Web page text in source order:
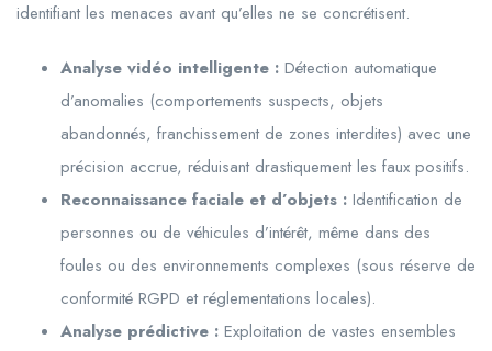
identifiant les menaces avant qu’elles ne se concrétisent.
Analyse vidéo intelligente : Détection automatique
d’anomalies (comportements suspects, objets
abandonnés, franchissement de zones interdites) avec une
précision accrue, réduisant drastiquement les faux positifs.
Reconnaissance faciale et d’objets : Identification de
personnes ou de véhicules d’intérêt, même dans des
foules ou des environnements complexes (sous réserve de
conformité RGPD et réglementations locales).
Analyse prédictive : Exploitation de vastes ensembles